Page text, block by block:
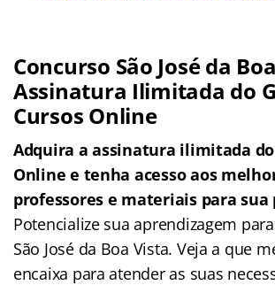
Concurso São José da
Assinatura Ilimitada do
Cursos Online
Adquira a assinatura ilimitada do
Online e tenha acesso aos
professores e materiais para sua
Potencialize sua aprendizagem
São José da Boa Vista. Veja a que
encaixa para atender as suas